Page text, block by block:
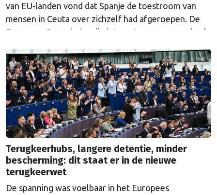
van EU-landen vond dat Spanje de toestroom van
mensen in Ceuta over zichzelf had afgeroepen. De
Europese Commissie wil niets weten van een gebrek
resultaat.
Terugkeerhubs, langere detentie, minder
bescherming: dit staat er in de nieuwe
terugkeerwet
De spanning was voelbaar in het Europees